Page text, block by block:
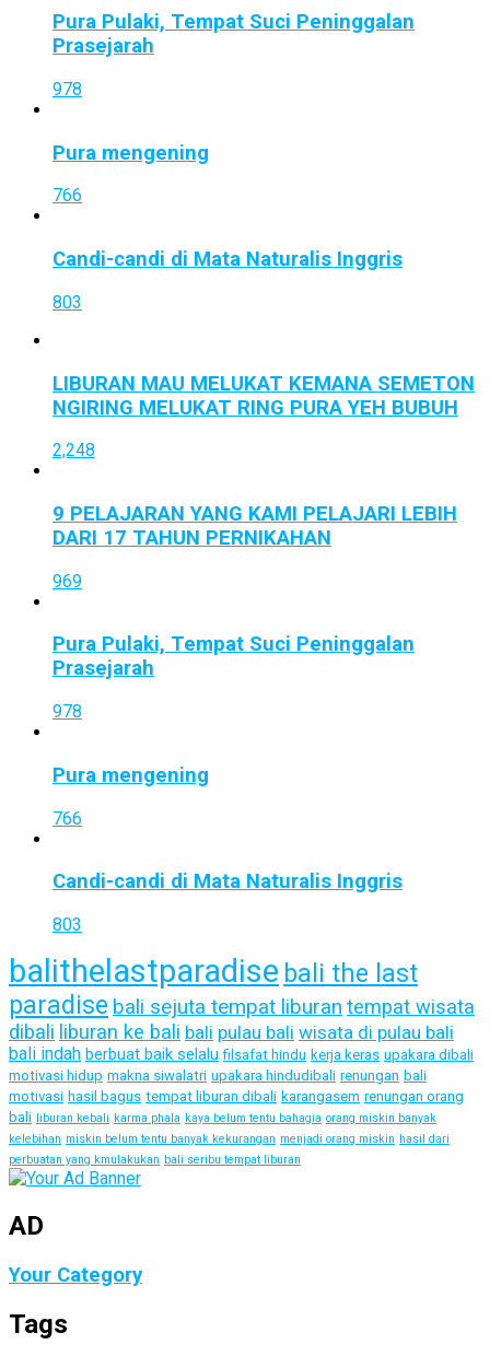
Pura Pulaki, Tempat Suci Peninggalan
Prasejarah
978
Pura mengening
766
Candi-candi di Mata Naturalis Inggris
803
LIBURAN MAU MELUKAT KEMANA SEMETON
NGIRING MELUKAT RING PURA YEH BUBUH
2,248
9 PELAJARAN YANG KAMI PELAJARI LEBIH
DARI 17 TAHUN PERNIKAHAN
969
Pura Pulaki, Tempat Suci Peninggalan
Prasejarah
978
Pura mengening
766
Candi-candi di Mata Naturalis Inggris
803
balithelastparadise bali the last
paradise bali sejuta tempat liburan tempat wisata
dibali liburan ke bali bali pulau bali wisata di pulau bali
bali indah berbuat baik selalu filsafat hindu kerja keras upakara dibali
motivasi hidup makna siwalatri upakara hindudibali renungan bali
motivasi hasil bagus tempat liburan dibali karangasem renungan orang
bali liburan kebali karma phala kaya belum tentu bahagia orang miskin banyak
kelebihan miskin belum tentu banyak kekurangan menjadi orang miskin hasil dari
perbuatan yang kmulakukan bali seribu tempat liburan
AD
Your Category
Tags